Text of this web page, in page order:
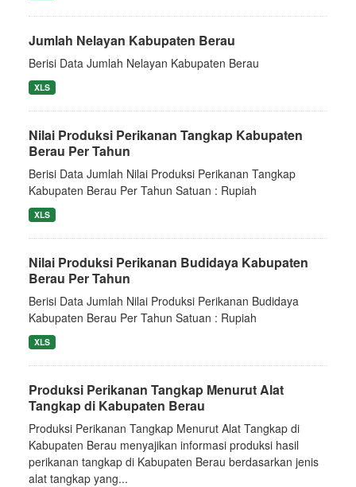
Jumlah Nelayan Kabupaten Berau
Berisi Data Jumlah Nelayan Kabupaten Berau
XLS
Nilai Produksi Perikanan Tangkap Kabupaten
Berau Per Tahun
Berisi Data Jumlah Nilai Produksi Perikanan Tangkap
Kabupaten Berau Per Tahun Satuan : Rupiah
XLS
Nilai Produksi Perikanan Budidaya Kabupaten
Berau Per Tahun
Berisi Data Jumlah Nilai Produksi Perikanan Budidaya
Kabupaten Berau Per Tahun Satuan : Rupiah
XLS
Produksi Perikanan Tangkap Menurut Alat
Tangkap di Kabupaten Berau
Produksi Perikanan Tangkap Menurut Alat Tangkap di
Kabupaten Berau menyajikan informasi produksi hasil
perikanan tangkap di Kabupaten Berau berdasarkan jenis
alat tangkap yang...